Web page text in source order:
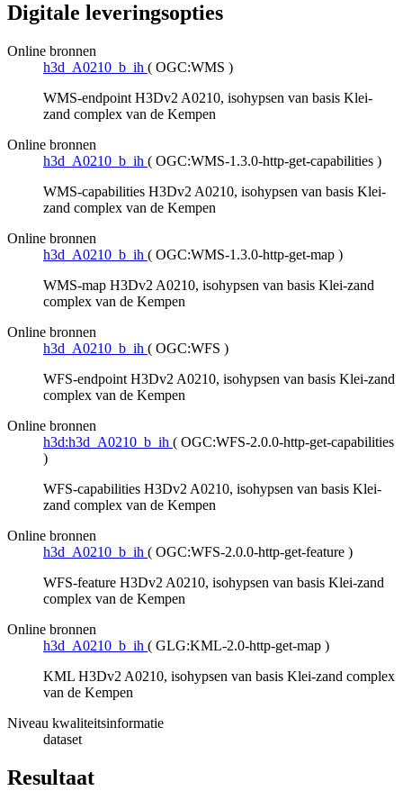
Digitale leveringsopties
Online bronnen
h3d_A0210_b_ih ( OGC:WMS )
WMS-endpoint H3Dv2 A0210, isohypsen van basis Klei-
zand complex van de Kempen
Online bronnen
h3d_A0210_b_ih ( OGC:WMS-1.3.0-http-get-capabilities )
WMS-capabilities H3Dv2 A0210, isohypsen van basis Klei-
zand complex van de Kempen
Online bronnen
h3d_A0210_b_ih ( OGC:WMS-1.3.0-http-get-map )
WMS-map H3Dv2 A0210, isohypsen van basis Klei-zand
complex van de Kempen
Online bronnen
h3d_A0210_b_ih ( OGC:WFS )
WFS-endpoint H3Dv2 A0210, isohypsen van basis Klei-zand
complex van de Kempen
Online bronnen
h3d:h3d_A0210_b_ih ( OGC:WFS-2.0.0-http-get-capabilities
)
WFS-capabilities H3Dv2 A0210, isohypsen van basis Klei-
zand complex van de Kempen
Online bronnen
h3d_A0210_b_ih ( OGC:WFS-2.0.0-http-get-feature )
WFS-feature H3Dv2 A0210, isohypsen van basis Klei-zand
complex van de Kempen
Online bronnen
h3d_A0210_b_ih ( GLG:KML-2.0-http-get-map )
KML H3Dv2 A0210, isohypsen van basis Klei-zand complex
van de Kempen
Niveau kwaliteitsinformatie
dataset
Resultaat